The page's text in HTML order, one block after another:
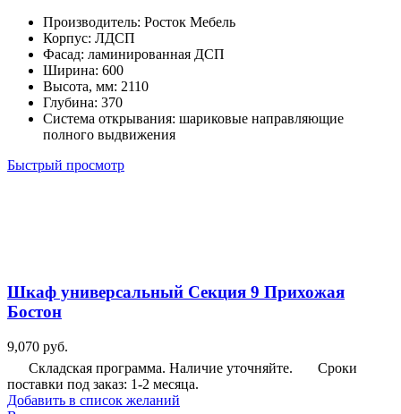
Производитель: Росток Мебель
Корпус: ЛДСП
Фасад: ламинированная ДСП
Ширина: 600
Высота, мм: 2110
Глубина: 370
Система открывания: шариковые направляющие
полного выдвижения
Быстрый просмотр
Шкаф универсальный Секция 9 Прихожая
Бостон
9,070 руб.
Складская программа. Наличие уточняйте.
Сроки
поставки под заказ: 1-2 месяца.
Добавить в список желаний